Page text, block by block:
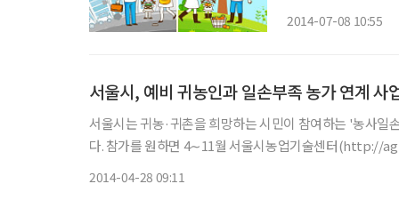
2014-07-08 10:55
서울시, 예비 귀농인과 일손부족 농가 연계 사
서울시는 귀농·귀촌을 희망하는 시민이 참여하는 '농사
다. 참가를 원하면 4∼11월 서울시농업기술센터(http://agro.seoul.go.kr/) 또는 1365자원봉사자포털(www.1365.go.kr)로 신청
2014-04-28 09:11